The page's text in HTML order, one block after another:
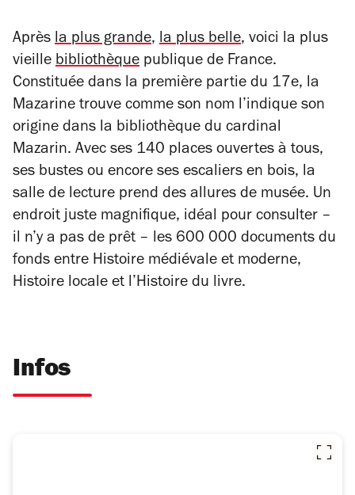
Après la plus grande, la plus belle, voici la plus
vieille bibliothèque publique de France.
Constituée dans la première partie du 17e, la
Mazarine trouve comme son nom l’indique son
origine dans la bibliothèque du cardinal
Mazarin. Avec ses 140 places ouvertes à tous,
ses bustes ou encore ses escaliers en bois, la
salle de lecture prend des allures de musée. Un
endroit juste magnifique, idéal pour consulter –
il n’y a pas de prêt – les 600 000 documents du
fonds entre Histoire médiévale et moderne,
Histoire locale et l’Histoire du livre.
Infos